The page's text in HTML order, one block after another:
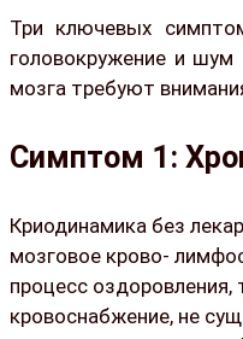
Три ключевых
головокружение и шум
мозга требуют
Симптом 1:
Криодинамика без
мозговое крово-
процесс
кровоснабжение, не